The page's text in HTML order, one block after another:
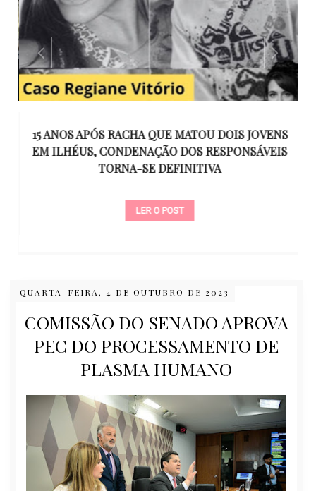
15 ANOS APÓS RACHA QUE MATOU DOIS JOVENS
EM ILHÉUS, CONDENAÇÃO DOS RESPONSÁVEIS
TORNA-SE DEFINITIVA
LER O POST
QUARTA-FEIRA, 4 DE OUTUBRO DE 2023
COMISSÃO DO SENADO APROVA
PEC DO PROCESSAMENTO DE
PLASMA HUMANO